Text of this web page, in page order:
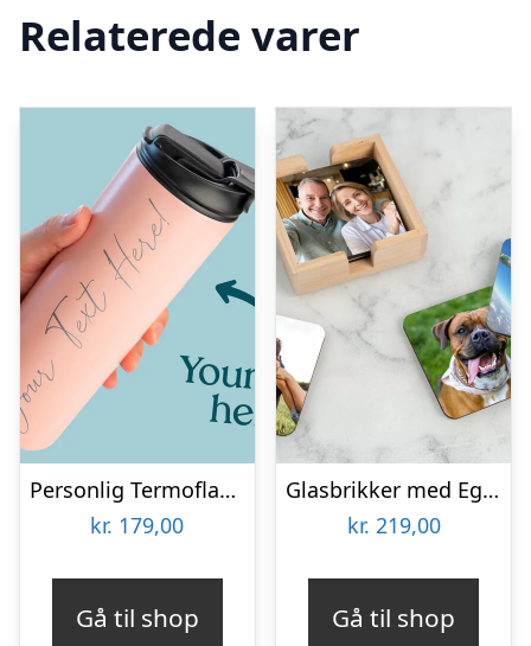
Relaterede varer
Personlig Termoflaske med Sugrør & Tekst – 600 ml
kr. 179,00
Gå til shop
Glasbrikker med Eget Foto – 6-pak
kr. 219,00
Gå til shop